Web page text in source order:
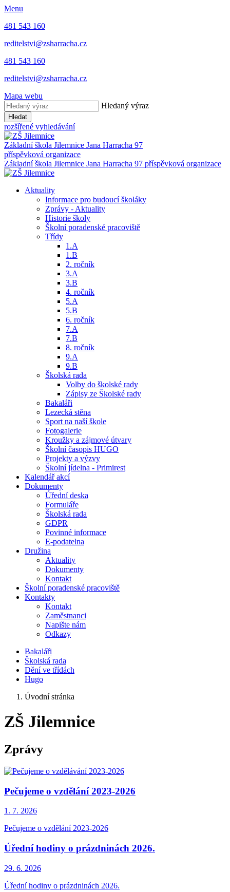
Menu
481 543 160
reditelstvi@zsharracha.cz
481 543 160
reditelstvi@zsharracha.cz
Mapa webu
Hledaný výraz
Hledat
rozšířené vyhledávání
Základní škola Jilemnice Jana Harracha 97
příspěvková organizace
Základní škola Jilemnice Jana Harracha 97 příspěvková organizace
Aktuality
Informace pro budoucí školáky
Zprávy - Aktuality
Historie školy
Školní poradenské pracoviště
Třídy
1.A
1.B
2. ročník
3.A
3.B
4. ročník
5.A
5.B
6. ročník
7.A
7.B
8. ročník
9.A
9.B
Školská rada
Volby do školské rady
Zápisy ze Školské rady
Bakaláři
Lezecká stěna
Sport na naší škole
Fotogalerie
Kroužky a zájmové útvary
Školní časopis HUGO
Projekty a výzvy
Školní jídelna - Primirest
Kalendář akcí
Dokumenty
Úřední deska
Formuláře
Školská rada
GDPR
Povinné informace
E-podatelna
Družina
Aktuality
Dokumenty
Kontakt
Školní poradenské pracoviště
Kontakty
Kontakt
Zaměstnanci
Napište nám
Odkazy
Bakaláři
Školská rada
Dění ve třídách
Hugo
Úvodní stránka
ZŠ Jilemnice
Zprávy
Pečujeme o vzdělání 2023-2026
1. 7. 2026
Pečujeme o vzdělání 2023-2026
Úřední hodiny o prázdninách 2026.
29. 6. 2026
Úřední hodiny o prázdninách 2026.